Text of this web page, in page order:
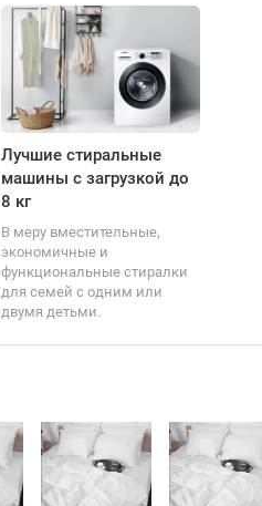
Лучшие стиральные
машины с загрузкой до
8 кг
В меру вместительные,
экономичные и
функциональные стиралки
для семей с одним или
двумя детьми.